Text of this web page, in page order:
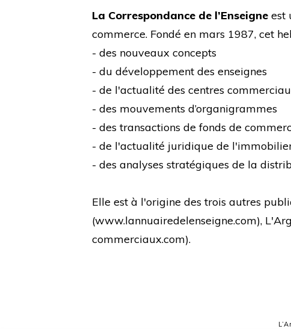
La Correspondance de l’Enseigne est
commerce. Fondé en mars 1987, cet
- des nouveaux concepts
- du développement des enseignes
- de l'actualité des centres
- des mouvements d’organigrammes
- des transactions de fonds de
- de l'actualité juridique de
- des analyses stratégiques de la
Elle est à l'origine des trois autres
(www.lannuairedelenseigne.com),
commerciaux.com).